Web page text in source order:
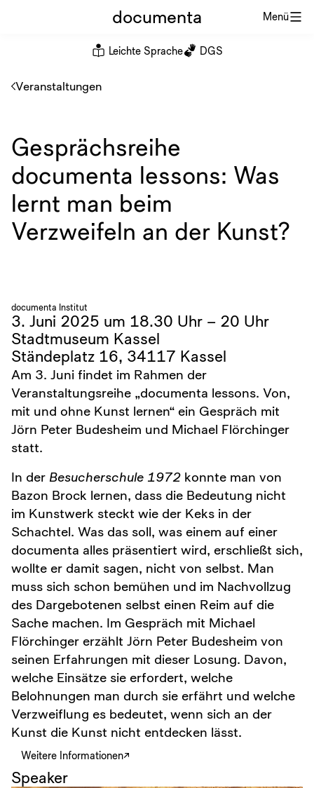
Menü
documenta
Leichte Sprache DGS
Veranstaltungen
Gesprächsreihe
documenta lessons: Was
lernt man beim
Verzweifeln an der Kunst?
documenta Institut
3. Juni 2025 um 18.30 Uhr – 20 Uhr
Stadtmuseum Kassel
Ständeplatz 16, 34117 Kassel
Am 3. Juni findet im Rahmen der
Veranstaltungsreihe „documenta lessons. Von,
mit und ohne Kunst lernen“ ein Gespräch mit
Jörn Peter Budesheim und Michael Flörchinger
statt.
In der Besucherschule 1972 konnte man von
Bazon Brock lernen, dass die Bedeutung nicht
im Kunstwerk steckt wie der Keks in der
Schachtel. Was das soll, was einem auf einer
documenta alles präsentiert wird, erschließt sich,
wollte er damit sagen, nicht von selbst. Man
muss sich schon bemühen und im Nachvollzug
des Dargebotenen selbst einen Reim auf die
Sache machen. Im Gespräch mit Michael
Flörchinger erzählt Jörn Peter Budesheim von
seinen Erfahrungen mit dieser Losung. Davon,
welche Einsätze sie erfordert, welche
Belohnungen man durch sie erfährt und welche
Verzweiflung es bedeutet, wenn sich an der
Kunst die Kunst nicht entdecken lässt.
Weitere Informationen
Speaker